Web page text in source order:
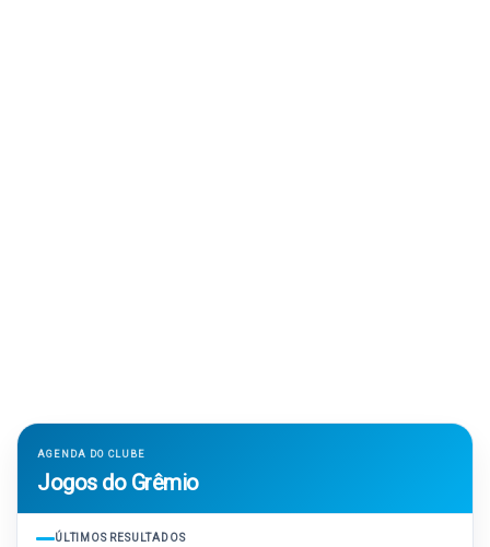
AGENDA DO CLUBE
Jogos do Grêmio
ÚLTIMOS RESULTADOS